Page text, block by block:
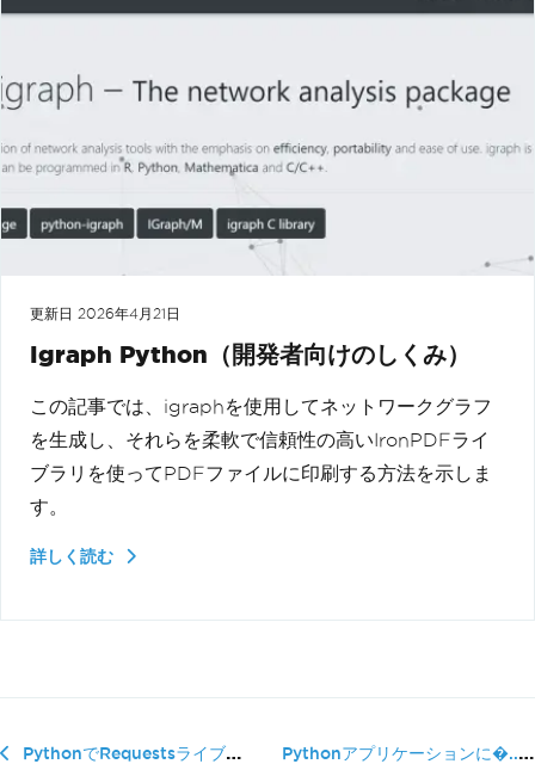
更新日 2026年4月21日
Igraph Python（開発者向けのしくみ）
この記事では、igraphを使用してネットワークグラフ
を生成し、それらを柔軟で信頼性の高いIronPDFライ
ブラリを使ってPDFファイルに印刷する方法を示しま
す。
詳しく読む
PythonでRequestsライブラリを使う：チュートリアル Pythonアプリケーションに�...